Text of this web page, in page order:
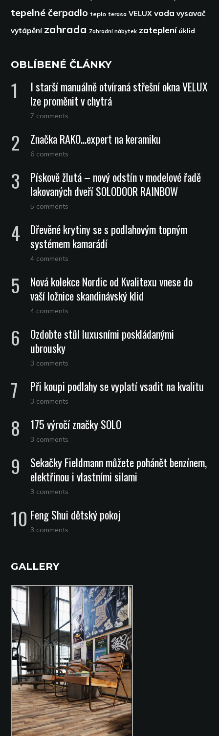
tepelné čerpadlo teplo terasa VELUX voda vysavač
vytápění zahrada Zahradní nábytek zateplení úklid
OBLÍBENÉ ČLÁNKY
I starší manuálně otvíraná střešní okna VELUX
lze proměnit v chytrá
7 comments
Značka RAKO…expert na keramiku
6 comments
Pískově žlutá – nový odstín v modelové řadě
lakovaných dveří SOLODOOR RAINBOW
5 comments
Dřevěné krytiny se s podlahovým topným
systémem kamarádí
4 comments
Nová kolekce Nordic od Kvalitexu vnese do
vaší ložnice skandinávský klid
4 comments
Ozdobte stůl luxusními poskládanými
ubrousky
3 comments
Při koupi podlahy se vyplatí vsadit na kvalitu
3 comments
175 výročí značky SOLO
3 comments
Sekačky Fieldmann můžete pohánět benzínem,
elektřinou i vlastními silami
3 comments
Feng Shui dětský pokoj
3 comments
GALLERY